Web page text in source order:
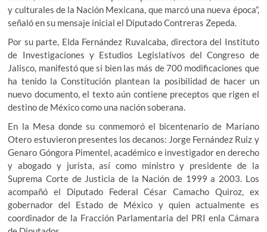
y culturales de la Nación Mexicana, que marcó una nueva época”,
señaló en su mensaje inicial el Diputado Contreras Zepeda.
Por su parte, Elda Fernández Ruvalcaba, directora del Instituto
de Investigaciones y Estudios Legislativos del Congreso de
Jalisco, manifestó que si bien las más de 700 modificaciones que
ha tenido la Constitución plantean la posibilidad de hacer un
nuevo documento, el texto aún contiene preceptos que rigen el
destino de México como una nación soberana.
En la Mesa donde su conmemoró el bicentenario de Mariano
Otero estuvieron presentes los decanos: Jorge Fernández Ruiz y
Genaro Góngora Pimentel, académico e investigador en derecho
y abogado y jurista, así como ministro y presidente de la
Suprema Corte de Justicia de la Nación de 1999 a 2003. Los
acompañó el Diputado Federal César Camacho Quiroz, ex
gobernador del Estado de México y quien actualmente es
coordinador de la Fracción Parlamentaria del PRI enla Cámara